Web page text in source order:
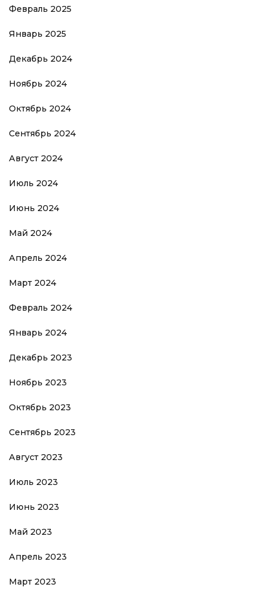
Февраль 2025
Январь 2025
Декабрь 2024
Ноябрь 2024
Октябрь 2024
Сентябрь 2024
Август 2024
Июль 2024
Июнь 2024
Май 2024
Апрель 2024
Март 2024
Февраль 2024
Январь 2024
Декабрь 2023
Ноябрь 2023
Октябрь 2023
Сентябрь 2023
Август 2023
Июль 2023
Июнь 2023
Май 2023
Апрель 2023
Март 2023